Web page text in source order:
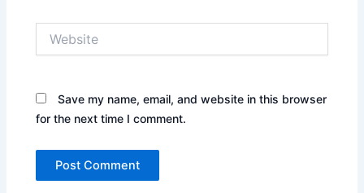
Save my name, email, and website in this browser
for the next time I comment.